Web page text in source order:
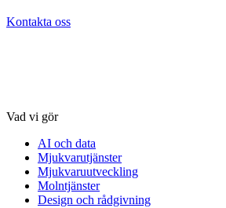
Kontakta oss
Vad vi gör
AI och data
Mjukvarutjänster
Mjukvaruutveckling
Molntjänster
Design och rådgivning